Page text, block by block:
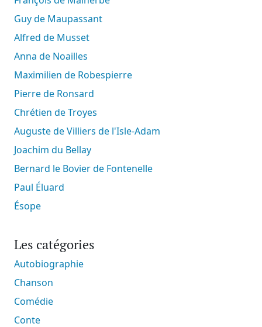
Guy de Maupassant
Alfred de Musset
Anna de Noailles
Maximilien de Robespierre
Pierre de Ronsard
Chrétien de Troyes
Auguste de Villiers de l'Isle-Adam
Joachim du Bellay
Bernard le Bovier de Fontenelle
Paul Éluard
Ésope
Les catégories
Autobiographie
Chanson
Comédie
Conte